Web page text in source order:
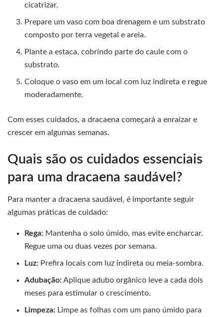
cicatrizar.
Prepare um vaso com boa drenagem e um substrato
composto por terra vegetal e areia.
Plante a estaca, cobrindo parte do caule com o
substrato.
Coloque o vaso em um local com luz indireta e regue
moderadamente.
Com esses cuidados, a dracaena começará a enraizar e
crescer em algumas semanas.
Quais são os cuidados essenciais
para uma dracaena saudável?
Para manter a dracaena saudável, é importante seguir
algumas práticas de cuidado:
Rega: Mantenha o solo úmido, mas evite encharcar.
Regue uma ou duas vezes por semana.
Luz: Prefira locais com luz indireta ou meia-sombra.
Adubação:Aplique adubo orgânico leve a cada dois
meses para estimular o crescimento.
Limpeza: Limpe as folhas com um pano úmido para